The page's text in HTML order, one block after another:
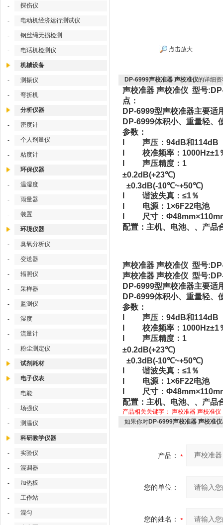
- 探伤仪
- 电动机经济运行测试仪
- 钢丝绳无损检测
- 电话机检测仪
机械设备
- 测振仪
- 弯折机
分析仪器
- 密度计
- 个人剂量仪
- 粘度计
环保仪器
- 温湿度
- 雨量器
- 装置
环境仪器
- 臭氧分析仪
- 变送器
- 辐照仪
- 采样器
- 监测仪
- 湿度
- 流量计
- 粉尘测定仪
试剂耗材
电子仪表
- 电能
- 场强仪
- 测温仪
科研教学仪器
- 实验仪
- 混调器
- 加热板
- 工作站
- 混匀
点击放大
DP-6999声校准器 声校准仪的详细
声校准器 声校准仪 型号
点：
DP-6999型声校准器主要适
DP-6999体积小、重量轻、
参数：
l 声压：94dB和114dB
l 校准频率：
l 声压精度：1
±0.2dB(+23℃)
±0.3dB(-10℃~+50℃)
l 谐波失真：≤1％
l 电源：1×6F22电池
l 尺寸：
配置： 主机、电池、、产品
声校准器 声校准仪 型号
声校准器 声校准仪 型号
DP-6999型声校准器主要适
DP-6999体积小、重量轻、
参数：
l 声压：94dB和114dB
l 校准频率：
l 声压精度：1
±0.2dB(+23℃)
±0.3dB(-10℃~+50℃)
l 谐波失真：≤1％
l 电源：1×6F22电池
l 尺寸：
配置： 主机、电池、、产品
产品相关关键字： 声校准器 声校准仪
如果你对DP-6999声校准器 声校准仪
产品：
您的单位：
您的姓名：